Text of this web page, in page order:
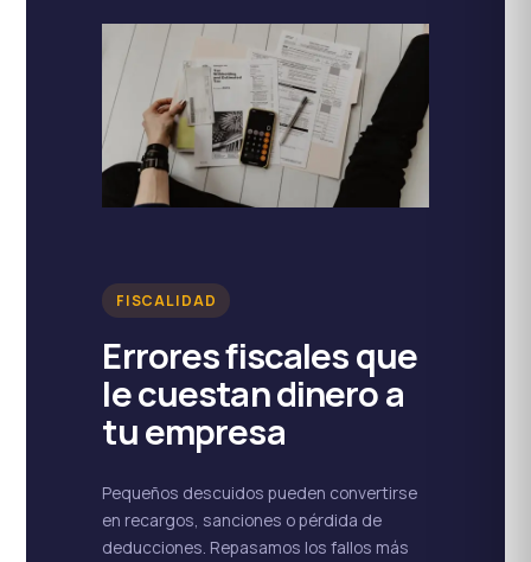
FISCALIDAD
Errores fiscales que
le cuestan dinero a
tu empresa
Pequeños descuidos pueden convertirse
en recargos, sanciones o pérdida de
deducciones. Repasamos los fallos más